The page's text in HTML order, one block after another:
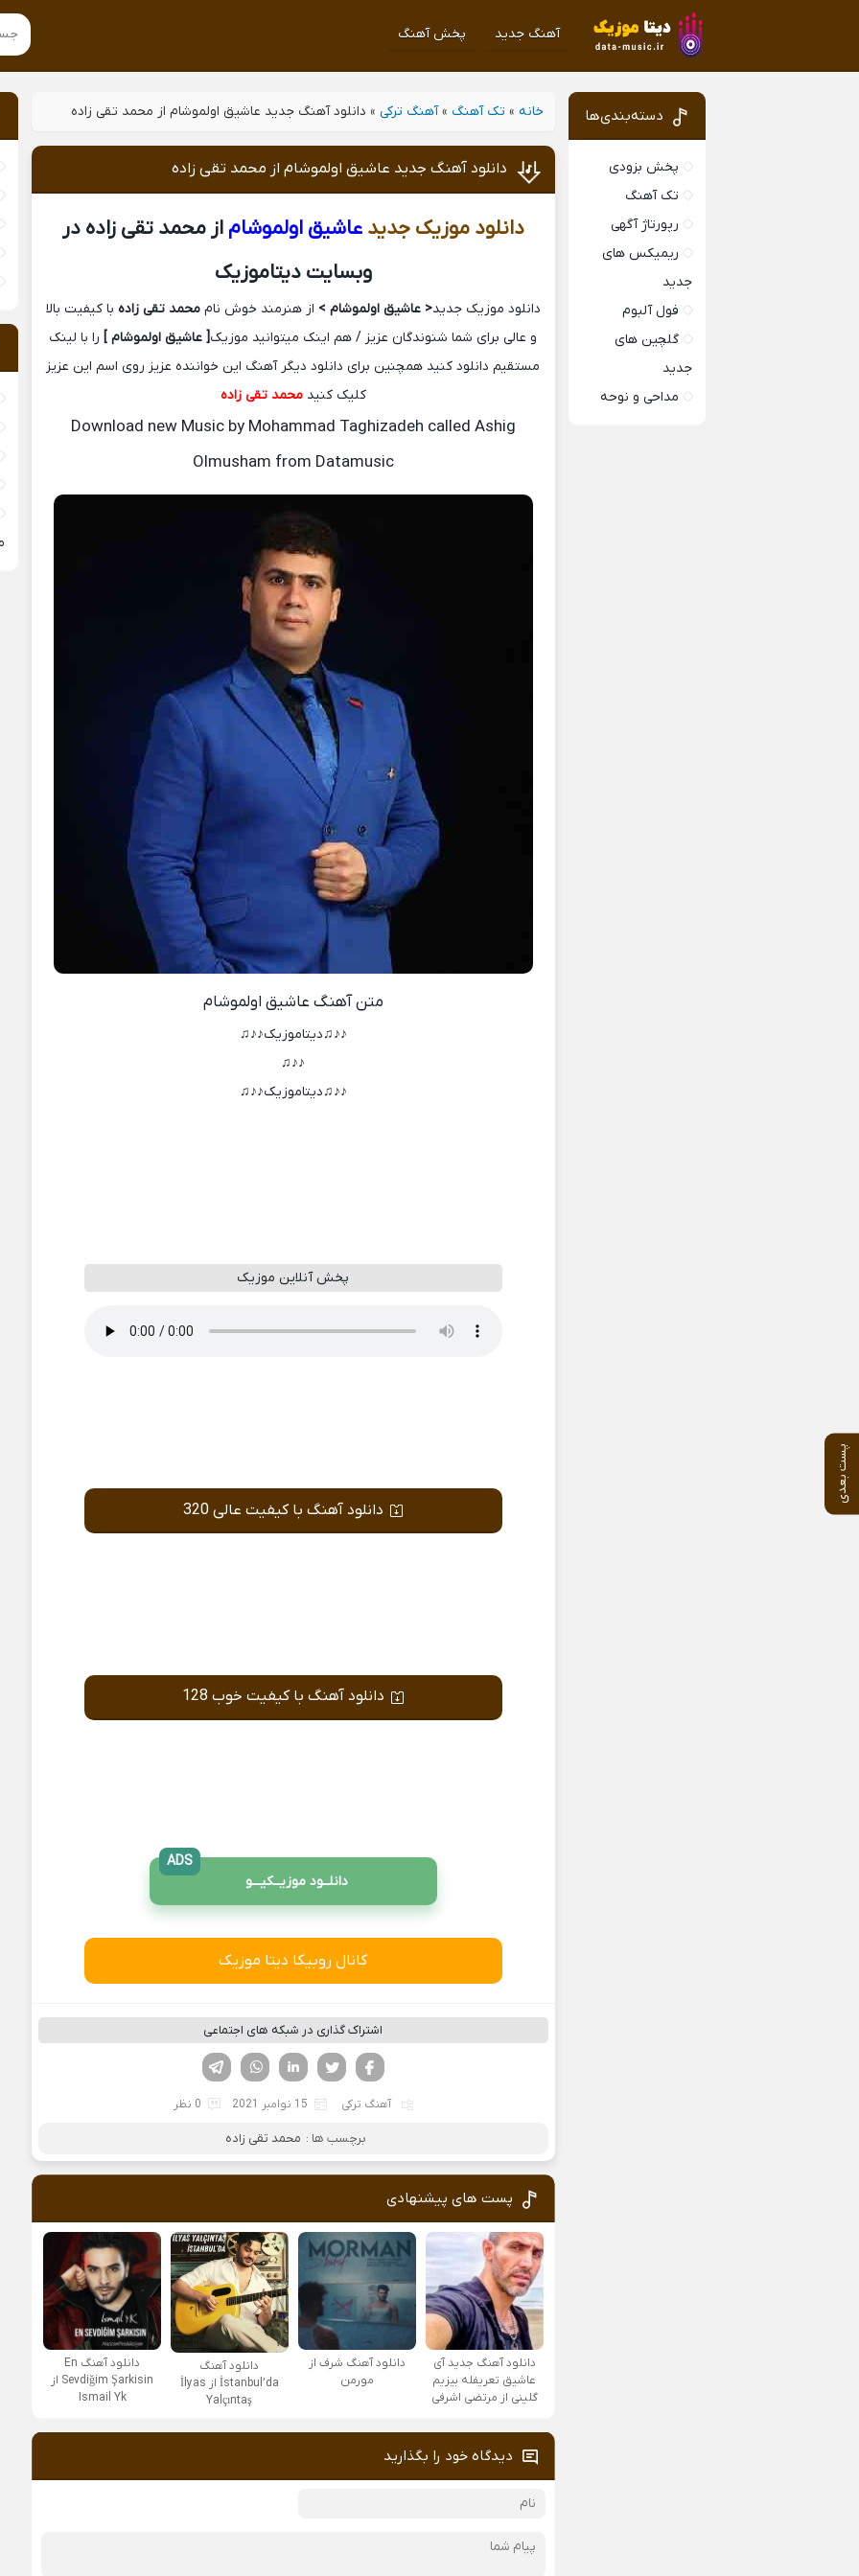
آهنگ جدید پخش آهنگ
خانه » تک آهنگ »آهنگ ترکی » دانلود آهنگ جدید عاشیق اولموشام از محمد تقی زاده
پست بعدی
دانلود آهنگ جدید عاشیق اولموشام از محمد تقی زاده
دانلود موزیک جدید عاشیق اولموشام از محمد تقی زاده در
وبسایت دیتاموزیک
دانلود موزیک جدید< عاشیق اولموشام > از هنرمند خوش ناممحمد تقی زاده با کیفیت بالا
و عالی برای شما شنوندگان عزیز / هم اینک میتوانید موزیک[ عاشیق اولموشام ] را با لینک
مستقیم دانلود کنید همچنین برای دانلود دیگر آهنگ این خواننده عزیز روی اسم این عزیز
کلیک کنیدمحمد تقی زاده
Download new Music by Mohammad Taghizadeh called Ashig
Olmusham from Datamusic
متن آهنگ عاشیق اولموشام
♪♪♫دیتاموزیک♪♪♫
♪♪♫
♪♪♫دیتاموزیک♪♪♫
پخش آنلاین موزیک
دانلود آهنگ با کیفیت عالی 320
دانلود آهنگ با کیفیت خوب 128
دانلــود موزیــکیـــو
ADS
کانال روبیکا دیتا موزیک
اشتراک گذاری در شبکه های اجتماعی
لینکدین تویتر
فیسوک
آهنگ ترکی 15 نوامبر 2021 0 نظر
برچسب ها : محمد تقی زاده
پست های پیشنهادی
دانلود آهنگ جدید آی
عاشیق تعریفله بیزیم
گلینی از مرتضی اشرفی
دانلود آهنگ شرف از
مورمن
دانلود آهنگ
İstanbul’da از İlyas
Yalçıntaş
دانلود آهنگ En
Sevdiğim Şarkisin از
Ismail Yk
دیدگاه خود را بگذارید
دسته‌بندی‌ها
پخش بزودی
تک آهنگ
رپورتاژ آگهی
ریمیکس های
جدید
فول آلبوم
گلچین های
جدید
مداحی و نوحه